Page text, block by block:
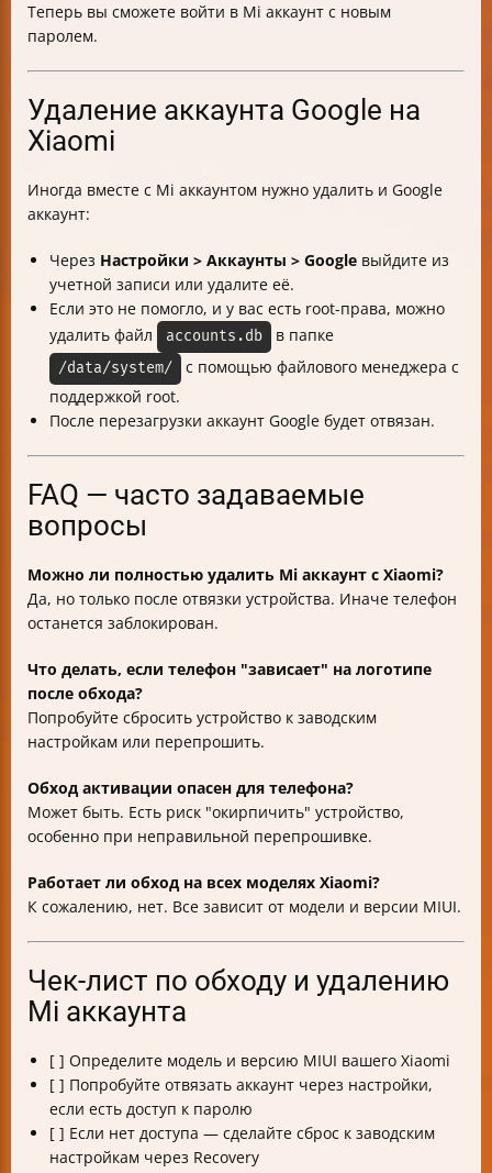
Теперь вы сможете войти в Mi аккаунт с новым
паролем.
Удаление аккаунта Google на
Xiaomi
Иногда вместе с Mi аккаунтом нужно удалить и Google
аккаунт:
Через Настройки > Аккаунты > Google выйдите из
учетной записи или удалите её.
Если это не помогло, и у вас есть root-права, можно
удалить файл
accounts.db в папке
/data/system/
с помощью файлового менеджера с
поддержкой root.
После перезагрузки аккаунт Google будет отвязан.
FAQ — часто задаваемые
вопросы
Можно ли полностью удалить Mi аккаунт с Xiaomi?
Да, но только после отвязки устройства. Иначе телефон
останется заблокирован.
Что делать, если телефон "зависает" на логотипе
после обхода?
Попробуйте сбросить устройство к заводским
настройкам или перепрошить.
Обход активации опасен для телефона?
Может быть. Есть риск "окирпичить" устройство,
особенно при неправильной перепрошивке.
Работает ли обход на всех моделях Xiaomi?
К сожалению, нет. Все зависит от модели и версии MIUI.
Чек-лист по обходу и удалению
Mi аккаунта
[ ] Определите модель и версию MIUI вашего Xiaomi
[ ] Попробуйте отвязать аккаунт через настройки,
если есть доступ к паролю
[ ] Если нет доступа — сделайте сброс к заводским
настройкам через Recovery